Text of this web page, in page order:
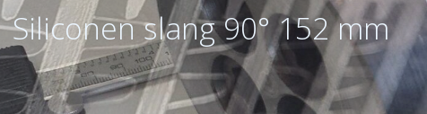
Siliconen slang 90° 152 mm